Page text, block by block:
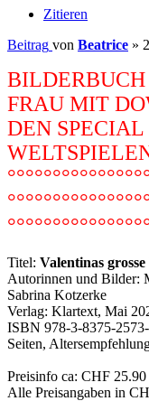
Zitieren
Beitrag von Beatrice »
BILDERBUCH
FRAU MIT
DEN
Titel: Valentinas
Autorinnen und Bilder:
Sabrina Kotzerke
Verlag: Klartext, Mai
ISBN 978-3-8375-
Seiten,
Preisinfo ca: CHF 25.90
Alle Preisangaben in